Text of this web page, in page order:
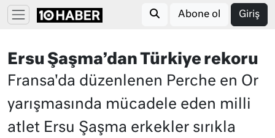
Abone ol Giriş
Ersu Şaşma’dan Türkiye rekoru
Fransa'da düzenlenen Perche en Or
yarışmasında mücadele eden milli
atlet Ersu Şaşma erkekler sırıkla